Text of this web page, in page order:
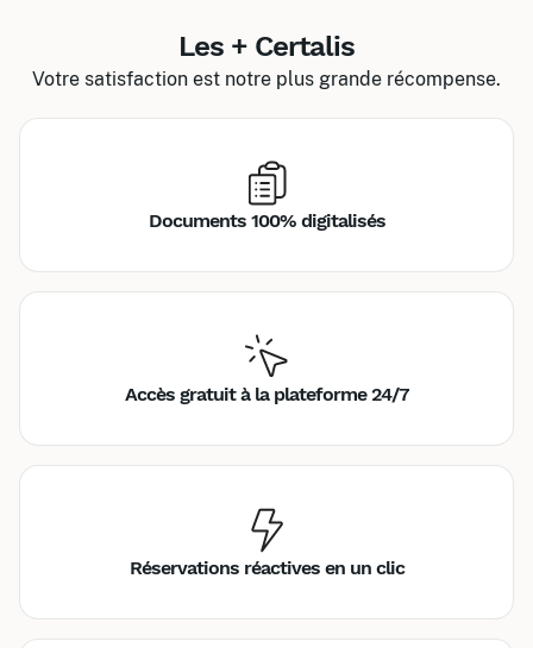
Les + Certalis
Votre satisfaction est notre plus grande récompense.
Documents 100% digitalisés
Accès gratuit à la plateforme 24/7
Réservations réactives en un clic